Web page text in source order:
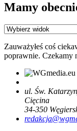
Mamy
Zauważyłeś coś
poprawnie. Czekamy
ul. Św.
Cięcina
34-350